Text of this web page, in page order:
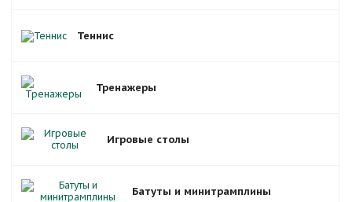
Теннис
Тренажеры
Игровые столы
Батуты и минитрамплины